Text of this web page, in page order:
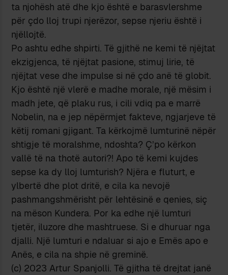
ta njohësh atë dhe kjo është e barasvlershme
për çdo lloj trupi njerëzor, sepse njeriu është i
njëllojtë.
Po ashtu edhe shpirti. Të gjithë ne kemi të njëjtat
ekzigjenca, të njëjtat pasione, stimuj lirie, të
njëjtat vese dhe impulse si në çdo anë të globit.
Kjo është një vlerë e madhe morale, një mësim i
madh jete, që plaku rus, i cili vdiq pa e marrë
Nobelin, na e jep nëpërmjet fakteve, ngjarjeve të
këtij romani gjigant. Ta kërkojmë lumturinë nëpër
shtigje të moralshme, ndoshta? Ç’po kërkon
vallë të na thotë autori?! Apo të kemi kujdes
sepse ka dy lloj lumturish? Njëra e fluturt, e
ylbertë dhe plot dritë, e cila ka nevojë
pashmangshmërisht për lehtësinë e qenies, siç
na mëson Kundera. Por ka edhe një lumturi
tjetër, iluzore dhe mashtruese. Si e dhuruar nga
djalli. Një lumturi e ndaluar si ajo e Emës apo e
Anës, e cila na shpie në greminë.
(c) 2023 Artur Spanjolli. Të gjitha të drejtat janë